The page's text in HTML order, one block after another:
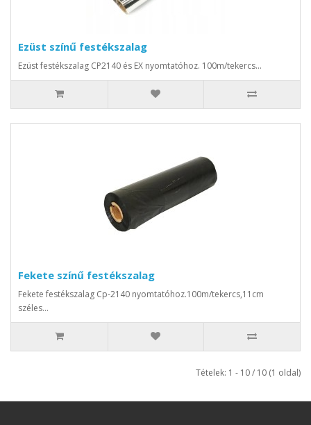
Ezüst színű festékszalag
Ezüst festékszalag CP2140 és EX nyomtatóhoz. 100m/tekercs...
Fekete színű festékszalag
Fekete festékszalag Cp-2140 nyomtatóhoz.100m/tekercs,11cm
széles...
Tételek: 1 - 10 / 10 (1 oldal)